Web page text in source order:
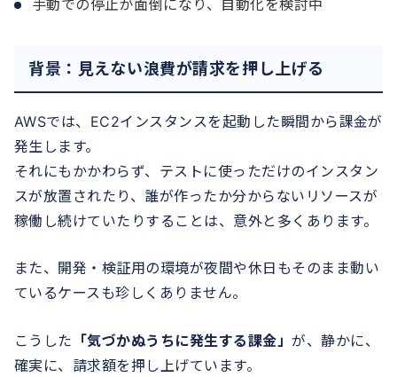
手動での停止が面倒になり、自動化を検討中
背景：見えない浪費が請求を押し上げる
AWSでは、EC2インスタンスを起動した瞬間から課金が
発生します。
それにもかかわらず、テストに使っただけのインスタン
スが放置されたり、誰が作ったか分からないリソースが
稼働し続けていたりすることは、意外と多くあります。
また、開発・検証用の環境が夜間や休日もそのまま動い
ているケースも珍しくありません。
こうした 「気づかぬうちに発生する課金」が、静かに、
確実に、請求額を押し上げています。